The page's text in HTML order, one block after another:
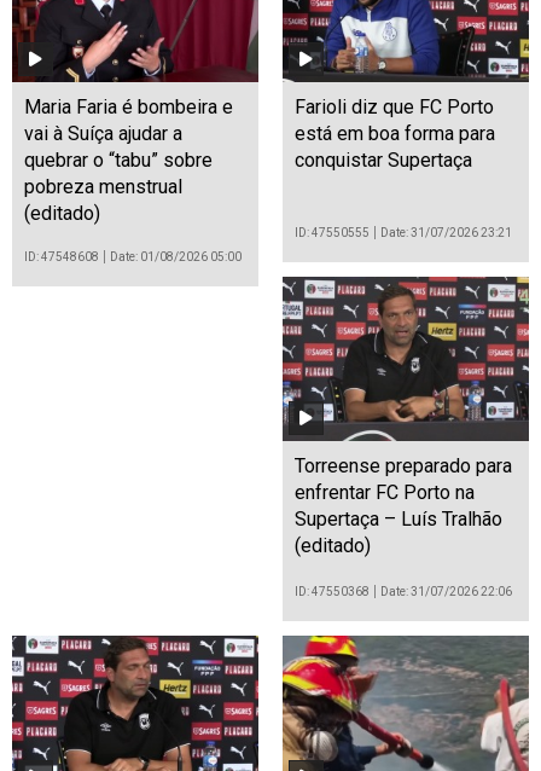
Maria Faria é bombeira e
vai à Suíça ajudar a
quebrar o “tabu” sobre
pobreza menstrual
(editado)
ID: 47548608 Date: 01/08/2026 05:00
Farioli diz que FC Porto
está em boa forma para
conquistar Supertaça
ID: 47550555 Date: 31/07/2026 23:21
Torreense preparado para
enfrentar FC Porto na
Supertaça – Luís Tralhão
(editado)
ID: 47550368 Date: 31/07/2026 22:06